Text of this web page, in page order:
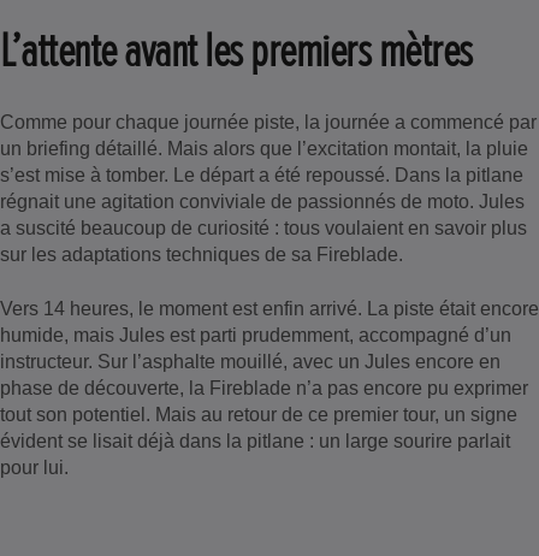
L’attente avant les premiers mètres
Comme pour chaque journée piste, la journée a commencé par
un briefing détaillé. Mais alors que l’excitation montait, la pluie
s’est mise à tomber. Le départ a été repoussé. Dans la pitlane
régnait une agitation conviviale de passionnés de moto. Jules
a suscité beaucoup de curiosité : tous voulaient en savoir plus
sur les adaptations techniques de sa Fireblade.
Vers 14 heures, le moment est enfin arrivé. La piste était encore
humide, mais Jules est parti prudemment, accompagné d’un
instructeur. Sur l’asphalte mouillé, avec un Jules encore en
phase de découverte, la Fireblade n’a pas encore pu exprimer
tout son potentiel. Mais au retour de ce premier tour, un signe
évident se lisait déjà dans la pitlane : un large sourire parlait
pour lui.